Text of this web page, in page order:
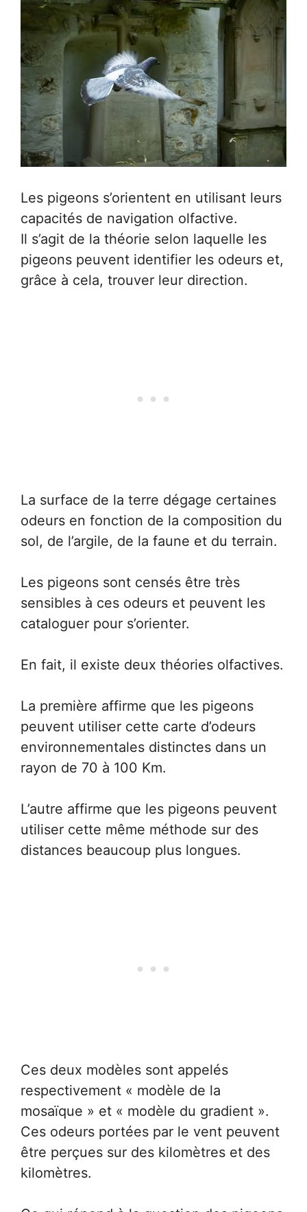
Les pigeons s’orientent en utilisant leurs
capacités de navigation olfactive.
Il s’agit de la théorie selon laquelle les
pigeons peuvent identifier les odeurs et,
grâce à cela, trouver leur direction.
La surface de la terre dégage certaines
odeurs en fonction de la composition du
sol, de l’argile, de la faune et du terrain.
Les pigeons sont censés être très
sensibles à ces odeurs et peuvent les
cataloguer pour s’orienter.
En fait, il existe deux théories olfactives.
La première affirme que les pigeons
peuvent utiliser cette carte d’odeurs
environnementales distinctes dans un
rayon de 70 à 100 Km.
L’autre affirme que les pigeons peuvent
utiliser cette même méthode sur des
distances beaucoup plus longues.
Ces deux modèles sont appelés
respectivement « modèle de la
mosaïque » et « modèle du gradient ».
Ces odeurs portées par le vent peuvent
être perçues sur des kilomètres et des
kilomètres.